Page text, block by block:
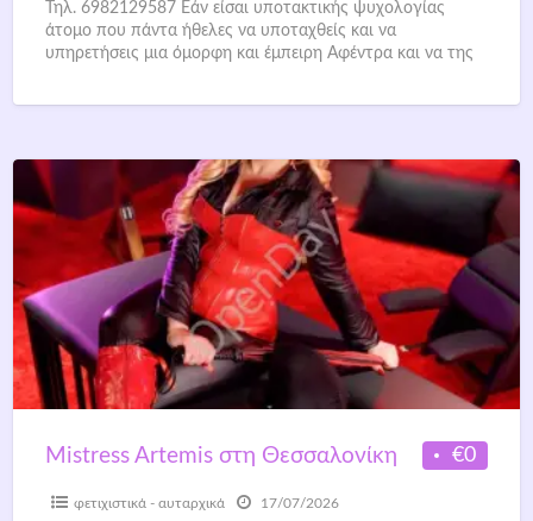
Τηλ. 6982129587 Εάν είσαι υποτακτικής ψυχολογίας
άτομο που πάντα ήθελες να υποταχθείς και να
υπηρετήσεις μια όμορφη και έμπειρη Αφέντρα και να της
€0
Mistress Artemis στη Θεσσαλονίκη
φετιχιστικά - αυταρχικά 17/07/2026